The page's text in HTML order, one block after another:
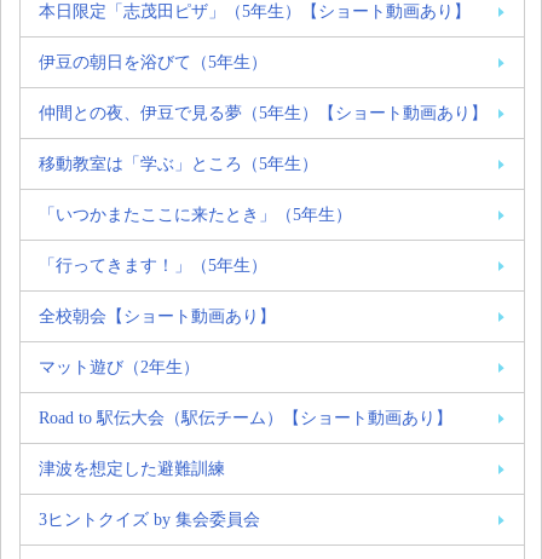
本日限定「志茂田ピザ」（5年生）【ショート動画あり】
伊豆の朝日を浴びて（5年生）
仲間との夜、伊豆で見る夢（5年生）【ショート動画あり】
移動教室は「学ぶ」ところ（5年生）
「いつかまたここに来たとき」（5年生）
「行ってきます！」（5年生）
全校朝会【ショート動画あり】
マット遊び（2年生）
Road to 駅伝大会（駅伝チーム）【ショート動画あり】
津波を想定した避難訓練
3ヒントクイズ by 集会委員会